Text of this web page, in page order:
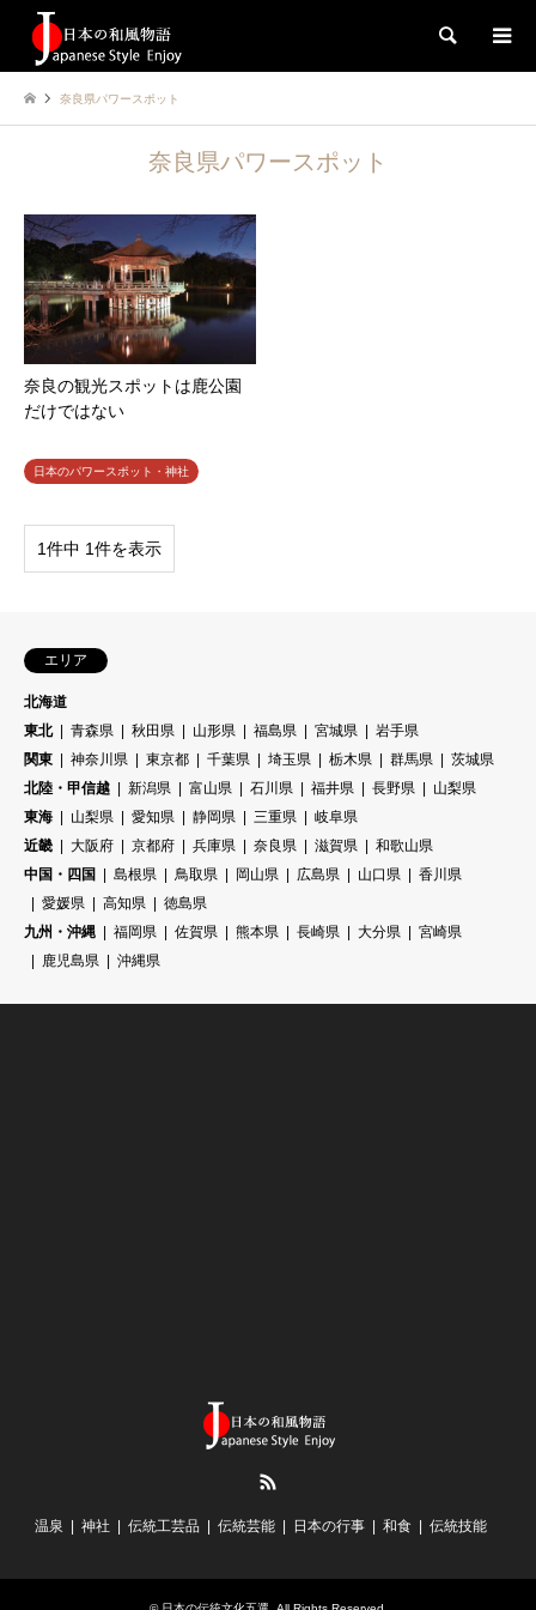
検索
奈良県パワースポット
奈良県パワースポット
奈良の観光スポットは鹿公園
だけではない
日本のパワースポット・神社
1件中 1件を表示
エリア
北海道
東北
青森県 秋田県 山形県 福島県 宮城県
岩手県
関東
神奈川県 東京都 千葉県 埼玉県 栃木県 群馬県
茨城県
北陸・甲信越
新潟県 富山県 石川県 福井県 長野県
山梨県
東海
山梨県 愛知県 静岡県 三重県
岐阜県
近畿
大阪府 京都府 兵庫県 奈良県 滋賀県
和歌山県
中国・四国
島根県 鳥取県 岡山県 広島県 山口県
香川県
愛媛県
高知県
徳島県
九州・沖縄
福岡県 佐賀県 熊本県 長崎県 大分県
宮崎県
鹿児島県
沖縄県
温泉 神社 伝統工芸品 伝統芸能 日本の行事 和食 伝統技能